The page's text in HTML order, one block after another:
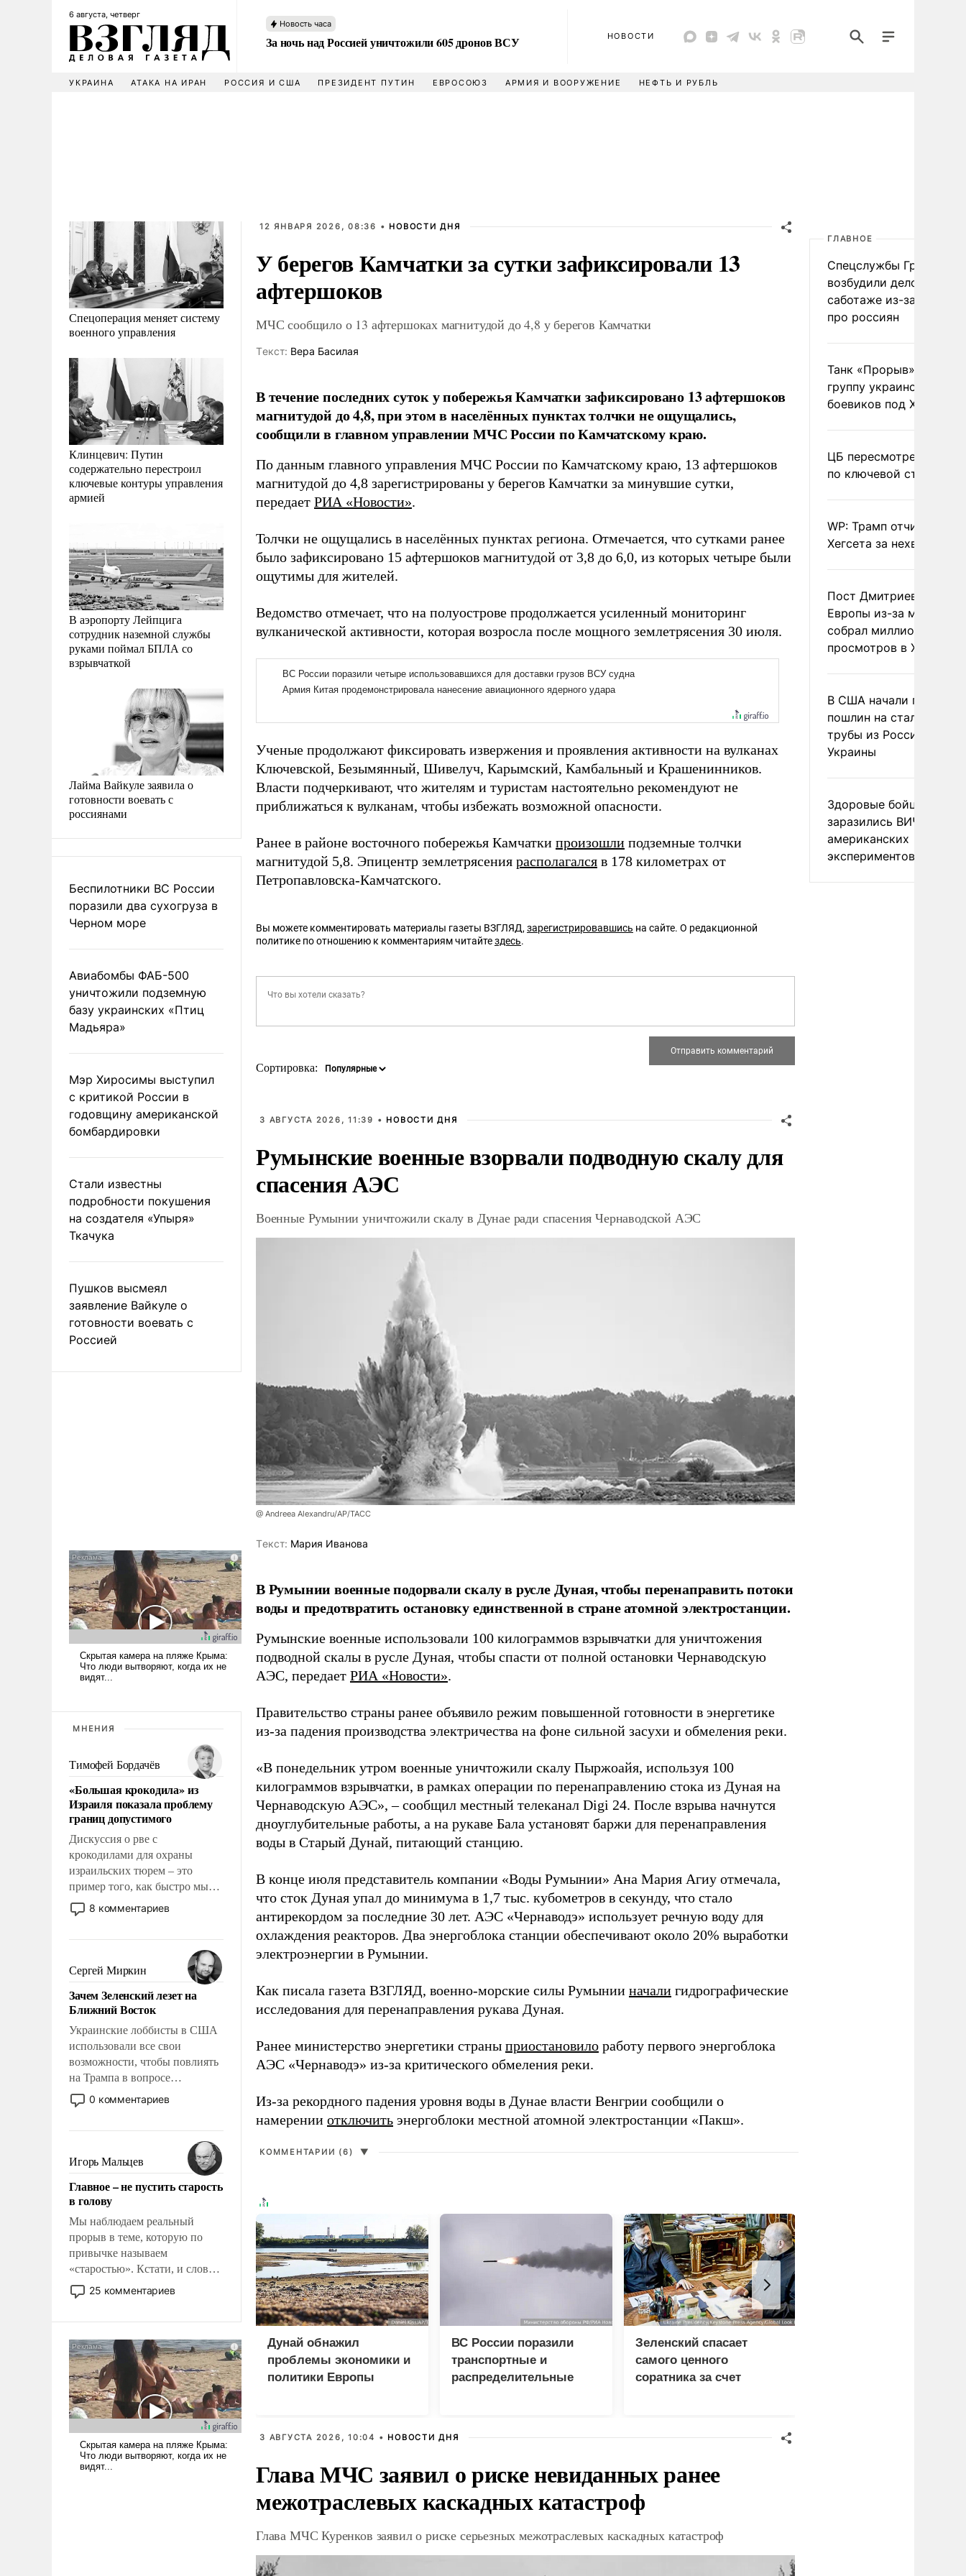
6 августа, четверг
Новость часа
За ночь над Россией уничтожили 605 дронов ВСУ НОВОСТИ
УКРАИНА АТАКА НА ИРАН РОССИЯ И США ПРЕЗИДЕНТ ПУТИН ЕВРОСОЮЗ АРМИЯ И ВООРУЖЕНИЕ НЕФТЬ И РУБЛЬ
Спецоперация меняет систему
военного управления
Клинцевич: Путин
содержательно перестроил
ключевые контуры управления
армией
В аэропорту Лейпцига
сотрудник наземной службы
руками поймал БПЛА со
взрывчаткой
Лайма Вайкуле заявила о
готовности воевать с
россиянами
Беспилотники ВС России
поразили два сухогруза в
Черном море
Авиабомбы ФАБ-500
уничтожили подземную
базу украинских «Птиц
Мадьяра»
Мэр Хиросимы выступил
с критикой России в
годовщину американской
бомбардировки
Стали известны
подробности покушения
на создателя «Упыря»
Ткачука
Пушков высмеял
заявление Вайкуле о
готовности воевать с
Россией
МНЕНИЯ
Тимофей Бордачёв
«Большая крокодила» из
Израиля показала проблему
границ допустимого
Дискуссия о рве с
крокодилами для охраны
израильских тюрем – это
пример того, как быстро мы
двигаемся по пути
революционных изменений.
псевдонаучной фантастики,
стало всерьез обсуждаемой
идеей.
8 комментариев
Сергей Миркин
Зачем Зеленский лезет на
Ближний Восток
Украинские лоббисты в США
использовали все свои
возможности, чтобы повлиять
на Трампа в вопросе
предоставления вооружений
своим нанимателям. Вероятно,
консультирует Киев, пришла в
голову мысль: хорошо бы
продемонстрировать, что
Украина вступила в
вооруженное противостояние
с Ираном.
0 комментариев
Игорь Мальцев
Главное – не пустить старость
в голову
Мы наблюдаем реальный
прорыв в теме, которую по
привычке называем
«старостью». Кстати, и слово-
то это уже стараются не
использовать – так же, как
что оно уже несет негативные
коннотации.
25 комментариев
12 ЯНВАРЯ 2026, 08:36 • НОВОСТИ ДНЯ
У берегов Камчатки за сутки зафиксировали 13
афтершоков
МЧС сообщило о 13 афтершоках магнитудой до 4,8 у берегов Камчатки
Tекст: Вера Басилая
В течение последних суток у побережья Камчатки зафиксировано 13 афтершоков
магнитудой до 4,8, при этом в населённых пунктах толчки не ощущались,
сообщили в главном управлении МЧС России по Камчатскому краю.
По данным главного управления МЧС России по Камчатскому краю, 13 афтершоков
магнитудой до 4,8 зарегистрированы у берегов Камчатки за минувшие сутки,
передает РИА «Новости».
Толчки не ощущались в населённых пунктах региона. Отмечается, что сутками ранее
было зафиксировано 15 афтершоков магнитудой от 3,8 до 6,0, из которых четыре были
ощутимы для жителей.
Ведомство отмечает, что на полуострове продолжается усиленный мониторинг
вулканической активности, которая возросла после мощного землетрясения 30 июля.
Ученые продолжают фиксировать извержения и проявления активности на вулканах
Ключевской, Безымянный, Шивелуч, Карымский, Камбальный и Крашенинников.
Власти подчеркивают, что жителям и туристам настоятельно рекомендуют не
приближаться к вулканам, чтобы избежать возможной опасности.
Ранее в районе восточного побережья Камчатки произошли подземные толчки
магнитудой 5,8. Эпицентр землетрясения располагался в 178 километрах от
Петропавловска-Камчатского.
Вы можете комментировать материалы газеты ВЗГЛЯД, зарегистрировавшись на сайте. О редакционной
политике по отношению к комментариям читайтездесь.
Сортировка:
3 АВГУСТА 2026, 11:39 • НОВОСТИ ДНЯ
Румынские военные взорвали подводную скалу для
спасения АЭС
Военные Румынии уничтожили скалу в Дунае ради спасения Чернаводской АЭС
@ Andreea Alexandru/AP/ТАСС
Tекст: Мария Иванова
В Румынии военные подорвали скалу в русле Дуная, чтобы перенаправить потоки
воды и предотвратить остановку единственной в стране атомной электростанции.
Румынские военные использовали 100 килограммов взрывчатки для уничтожения
подводной скалы в русле Дуная, чтобы спасти от полной остановки Чернаводскую
АЭС, передает РИА «Новости».
Правительство страны ранее объявило режим повышенной готовности в энергетике
из-за падения производства электричества на фоне сильной засухи и обмеления реки.
«В понедельник утром военные уничтожили скалу Пыржоайя, используя 100
килограммов взрывчатки, в рамках операции по перенаправлению стока из Дуная на
Чернаводскую АЭС», – сообщил местный телеканал Digi 24. После взрыва начнутся
дноуглубительные работы, а на рукаве Бала установят баржи для перенаправления
воды в Старый Дунай, питающий станцию.
В конце июля представитель компании «Воды Румынии» Ана Мария Агиу отмечала,
что сток Дуная упал до минимума в 1,7 тыс. кубометров в секунду, что стало
антирекордом за последние 30 лет. АЭС «Чернаводэ» использует речную воду для
охлаждения реакторов. Два энергоблока станции обеспечивают около 20% выработки
электроэнергии в Румынии.
Как писала газета ВЗГЛЯД, военно-морские силы Румынии начали гидрографические
исследования для перенаправления рукава Дуная.
Ранее министерство энергетики страны приостановило работу первого энергоблока
АЭС «Чернаводэ» из-за критического обмеления реки.
Из-за рекордного падения уровня воды в Дунае власти Венгрии сообщили о
намерении отключить энергоблоки местной атомной электростанции «Пакш».
КОММЕНТАРИИ (6) ▼
Дунай обнажил
проблемы экономики и
политики Европы
ВС России поразили
транспортные и
распределительные
Зеленский спасает
самого ценного
соратника за счет
3 АВГУСТА 2026, 10:04 • НОВОСТИ ДНЯ
Глава МЧС заявил о риске невиданных ранее
межотраслевых каскадных катастроф
Глава МЧС Куренков заявил о риске серьезных межотраслевых каскадных катастроф
ГЛАВНОЕ
Спецслужбы Грузии
возбудили дело о
саботаже из-за фейков
про россиян
Танк «Прорыв»
группу украинских
боевиков под
ЦБ пересмотрел
по ключевой ставке
WP: Трамп отчитал
Хегсета за нехватку
Пост Дмитриева о
Европы из-за
собрал миллион
просмотров в X
В США начали
пошлин на стальные
трубы из России и с
Украины
Здоровые бойцы ВСУ
заразились ВИЧ после
американских
экспериментов